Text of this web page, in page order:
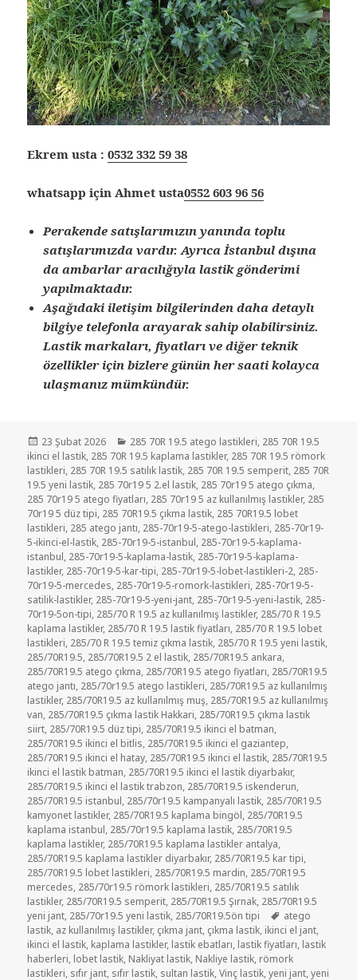
Ekrem usta :0532 332 59 38
whatsapp için Ahmet usta0552 603 96 56
Perakende satışlarımızın yanında toplu
satışlarımızda vardır. Ayrıca İstanbul dışına
da ambarlar aracılığıyla lastik gönderimi
yapılmaktadır.
Aşağıdaki iletişim bilgilerinden daha detaylı
bilgiye telefonla arayarak sahip olabilirsiniz.
Lastik markaları, fiyatları ve diğer teknik
özellikler için bizlere günün her saati kolayca
ulaşmanız mümkündür.
Yayın
tarihi
23 Şubat 2026 Kategoriler
285 70R 19.5 atego lastikleri, 285 70R 19.5
ikinci el lastik, 285 70R 19.5 kaplama lastikler, 285 70R 19.5 römork
lastikleri, 285 70R 19.5 satılık lastik, 285 70R 19.5 semperit, 285 70R
19.5 yeni lastik, 285 70r19 5 2.el lastik, 285 70r19 5 atego çıkma,
285 70r19 5 atego fiyatları, 285 70r19 5 az kullanılmış lastikler, 285
70r19 5 düz tipi, 285 70R19.5 çıkma lastik, 285 70R19.5 lobet
lastikleri, 285 atego jantı, 285-70r19-5-atego-lastikleri, 285-70r19-
5-ikinci-el-lastik, 285-70r19-5-istanbul, 285-70r19-5-kaplama-
istanbul, 285-70r19-5-kaplama-lastik, 285-70r19-5-kaplama-
lastikler, 285-70r19-5-kar-tipi, 285-70r19-5-lobet-lastikleri-2, 285-
70r19-5-mercedes, 285-70r19-5-romork-lastikleri, 285-70r19-5-
satilik-lastikler, 285-70r19-5-yeni-jant, 285-70r19-5-yeni-lastik, 285-
70r19-5on-tipi, 285/70 R 19.5 az kullanılmış lastikler, 285/70 R 19.5
kaplama lastikler, 285/70 R 19.5 lastik fiyatları, 285/70 R 19.5 lobet
lastikleri, 285/70 R 19.5 temiz çıkma lastik, 285/70 R 19.5 yeni lastik,
285/70R19.5, 285/70R19.5 2 el lastik, 285/70R19.5 ankara,
285/70R19.5 atego çıkma, 285/70R19.5 atego fiyatları, 285/70R19.5
atego jantı, 285/70r19.5 atego lastikleri, 285/70R19.5 az kullanılmış
lastikler, 285/70R19.5 az kullanılmış muş, 285/70R19.5 az kullanılmış
van, 285/70R19.5 çıkma lastik Hakkari, 285/70R19.5 çıkma lastik
siirt, 285/70R19.5 düz tipi, 285/70R19.5 ikinci el batman,
285/70R19.5 ikinci el bitlis, 285/70R19.5 ikinci el gaziantep,
285/70R19.5 ikinci el hatay, 285/70R19.5 ikinci el lastik, 285/70R19.5
ikinci el lastik batman, 285/70R19.5 ikinci el lastik diyarbakır,
285/70R19.5 ikinci el lastik trabzon, 285/70R19.5 iskenderun,
285/70R19.5 istanbul, 285/70r19.5 kampanyalı lastik, 285/70R19.5
kamyonet lastikler, 285/70R19.5 kaplama bingöl, 285/70R19.5
kaplama istanbul, 285/70r19.5 kaplama lastik, 285/70R19.5
kaplama lastikler, 285/70R19.5 kaplama lastikler antalya,
285/70R19.5 kaplama lastikler diyarbakır, 285/70R19.5 kar tipi,
285/70R19.5 lobet lastikleri, 285/70R19.5 mardin, 285/70R19.5
mercedes, 285/70r19.5 römork lastikleri, 285/70R19.5 satılık
lastikler, 285/70R19.5 semperit, 285/70R19.5 Şırnak, 285/70R19.5
yeni jant, 285/70r19.5 yeni lastik, 285/70R19.5ön tipi Etiketler
atego
lastik, az kullanılmış lastikler, çıkma jant, çıkma lastik, ikinci el jant,
ikinci el lastik, kaplama lastikler, lastik ebatları, lastik fiyatları, lastik
haberleri, lobet lastik, Nakliyat lastik, Nakliye lastik, römork
lastikleri, sıfır jant, sıfır lastik, sultan lastik,Vinç lastik,yeni jant,yeni